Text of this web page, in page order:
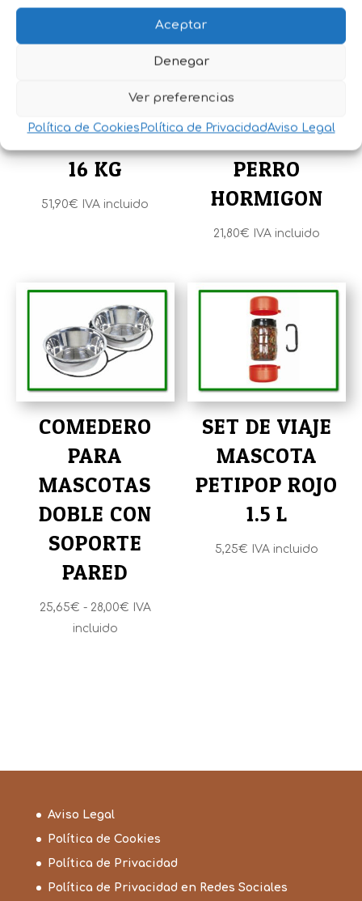
Aceptar
Denegar
Ver preferencias
Política de Cookies Política de PrivacidadAviso Legal
TOLVA PERROS
CAN MASTER
16 KG
51,90€ IVA incluido
COMEDERO-
BEBEDERO
PERRO
HORMIGON
21,80€ IVA incluido
COMEDERO
PARA
MASCOTAS
DOBLE CON
SOPORTE
PARED
25,65€ - 28,00€Rango
IVA
incluido
SET DE VIAJE
MASCOTA
PETIPOP ROJO
1.5 L
5,25€ IVA incluido
Aviso Legal
Política de Cookies
Política de Privacidad
Política de Privacidad en Redes Sociales